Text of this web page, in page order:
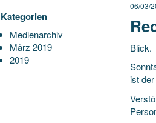
Kategorien
Medienarchiv
März 2019
2019
06/03/
Blick.
ist